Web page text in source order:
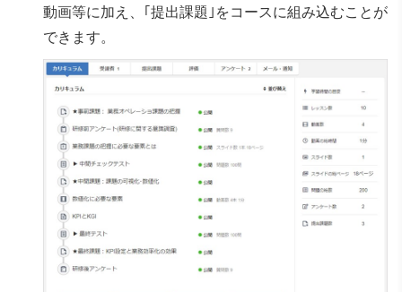
動画等に加え、｢提出課題｣をコースに組み込むことが
できます。